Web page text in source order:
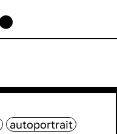
autoportrait